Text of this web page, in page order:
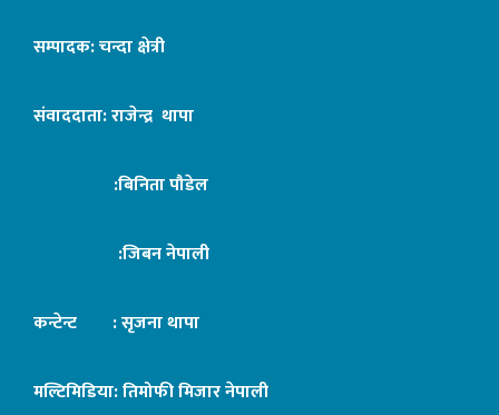
सम्पादक: चन्दा क्षेत्री
संवाददाता: राजेन्द्र थापा
:बिनिता पौडेल
:जिबन नेपाली
कन्टेन्ट : सृजना थापा
मल्टिमिडिया: तिमोफी मिजार नेपाली